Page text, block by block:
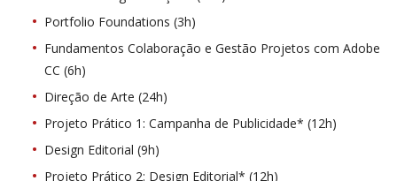
Portfolio Foundations (3h)
Fundamentos Colaboração e Gestão Projetos com Adobe
CC (6h)
Direção de Arte (24h)
Projeto Prático 1: Campanha de Publicidade* (12h)
Design Editorial (9h)
Projeto Prático 2: Design Editorial* (12h)